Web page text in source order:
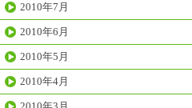
2010年7月
2010年6月
2010年5月
2010年4月